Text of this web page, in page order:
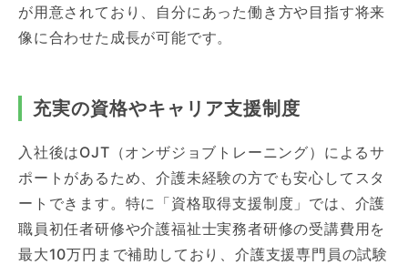
が用意されており、自分にあった働き方や目指す将来
像に合わせた成長が可能です。
充実の資格やキャリア支援制度
入社後はOJT（オンザジョブトレーニング）によるサ
ポートがあるため、介護未経験の方でも安心してスタ
ートできます。特に「資格取得支援制度」では、介護
職員初任者研修や介護福祉士実務者研修の受講費用を
最大10万円まで補助しており、介護支援専門員の試験